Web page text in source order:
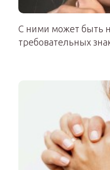
С ними может быть
требовательных